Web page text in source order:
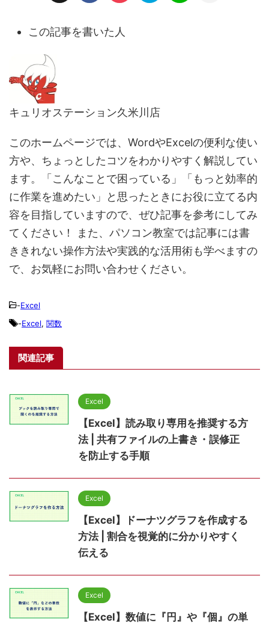
この記事を書いた人
キュリオステーション久米川店
このホームページでは、WordやExcelの便利な使い
方や、ちょっとしたコツをわかりやすく解説してい
ます。「こんなことで困っている」「もっと効率的
に作業を進めたい」と思ったときにお役に立てる内
容を目指していますので、ぜひ記事を参考にしてみ
てください！ また、パソコン教室では記事には書
ききれない操作方法や実践的な活用術も学べますの
で、お気軽にお問い合わせください。
-Excel
-Excel, 関数
関連記事
Excel
【Excel】読み取り専用を推奨する方
法 | 共有ファイルの上書き・誤修正
を防止する手順
Excel
【Excel】ドーナツグラフを作成する
方法 | 割合を視覚的に分かりやすく
伝える
Excel
【Excel】数値に『円』や『個』の単